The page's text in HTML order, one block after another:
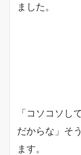
ました。
「コソコソ
だからな」そ
ます。